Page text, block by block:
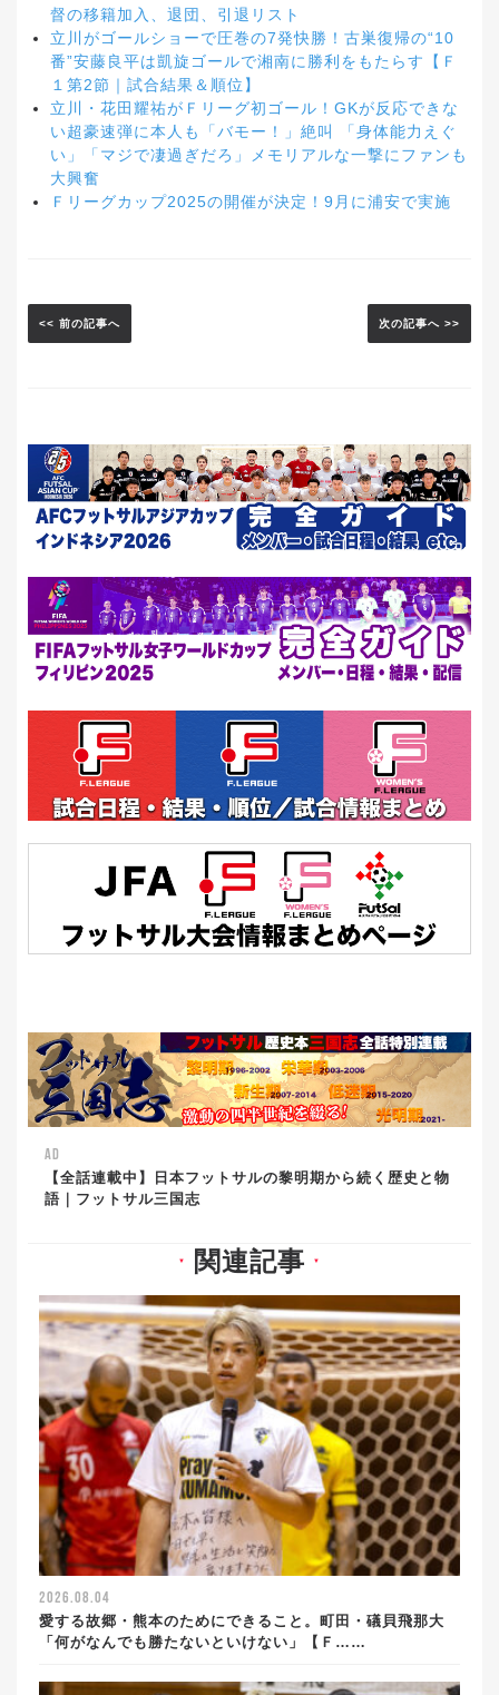
督の移籍加入、退団、引退リスト
立川がゴールショーで圧巻の7発快勝！古巣復帰の“10
番”安藤良平は凱旋ゴールで湘南に勝利をもたらす【Ｆ
１第2節｜試合結果＆順位】
立川・花田耀祐がＦリーグ初ゴール！GKが反応できな
い超豪速弾に本人も「バモー！」絶叫 「身体能力えぐ
い」「マジで凄過ぎだろ」メモリアルな一撃にファンも
大興奮
Ｆリーグカップ2025の開催が決定！9月に浦安で実施
<< 前の記事へ 次の記事へ >>
AD
【全話連載中】日本フットサルの黎明期から続く歴史と物
語｜フットサル三国志
▼ 関連記事 ▼
2026.08.04
愛する故郷・熊本のためにできること。町田・礒貝飛那大
「何がなんでも勝たないといけない」【Ｆ……